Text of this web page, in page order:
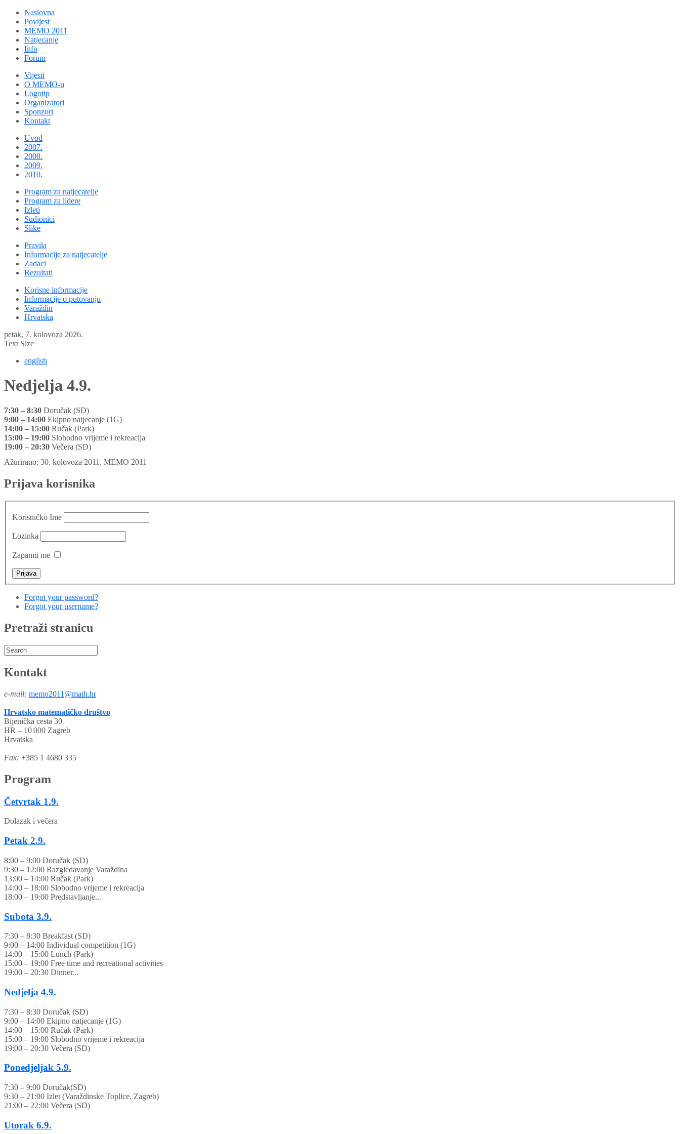
Naslovna
Povijest
MEMO 2011
Natjecanje
Info
Forum
Vijesti
O MEMO-u
Logotip
Organizatori
Sponzori
Kontakt
Uvod
2007.
2008.
2009.
2010.
Program za natjecatelje
Program za lidere
Izleti
Sudionici
Slike
Pravila
Informacije za natjecatelje
Zadaci
Rezultati
Korisne informacije
Informacije o putovanju
Varaždin
Hrvatska
petak, 7. kolovoza 2026.
Text Size
english
Nedjelja 4.9.
7:30 – 8:30 Doručak (SD)
9:00 – 14:00 Ekipno natjecanje (1G)
14:00 – 15:00 Ručak (Park)
15:00 – 19:00 Slobodno vrijeme i rekreacija
19:00 – 20:30 Večera (SD)
Ažurirano: 30. kolovoza 2011. MEMO 2011
Prijava korisnika
Korisničko Ime
Lozinka
Zapamti me
Forgot your password?
Forgot your username?
Pretraži stranicu
Kontakt
e-mail: memo2011@math.hr
Hrvatsko matematičko društvo
Bijenička cesta 30
HR – 10 000 Zagreb
Hrvatska
Fax: +385 1 4680 335
Program
Četvrtak 1.9.
Dolazak i večera
Petak 2.9.
8:00 – 9:00 Doručak (SD)
9:30 – 12:00 Razgledavanje Varaždina
13:00 – 14:00 Ručak (Park)
14:00 – 18:00 Slobodno vrijeme i rekreacija
18:00 – 19:00 Predstavljanje...
Subota 3.9.
7:30 – 8:30 Breakfast (SD)
9:00 – 14:00 Individual competition (1G)
14:00 – 15:00 Lunch (Park)
15:00 – 19:00 Free time and recreational activities
19:00 – 20:30 Dinner...
Nedjelja 4.9.
7:30 – 8:30 Doručak (SD)
9:00 – 14:00 Ekipno natjecanje (1G)
14:00 – 15:00 Ručak (Park)
15:00 – 19:00 Slobodno vrijeme i rekreacija
19:00 – 20:30 Večera (SD)
Ponedjeljak 5.9.
7:30 – 9:00 Doručak(SD)
9:30 – 21:00 Izlet (Varaždinske Toplice, Zagreb)
21:00 – 22:00 Večera (SD)
Utorak 6.9.